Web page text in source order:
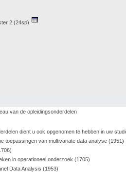
2 (24sp)
van de opleidingsonderdelen
dient u ook opgenomen te hebben in uw
toepassingen van multivariate data analyse (1951)
in operationeel onderzoek (1705)
Data Analysis (1953)